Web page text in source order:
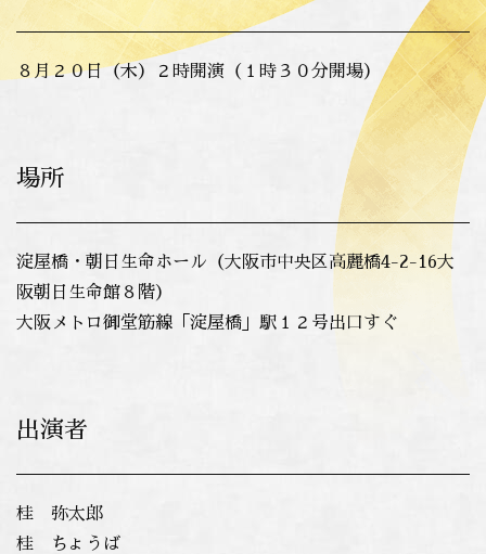
８月２０日（木）２時開演（１時３０分開場）
場所
淀屋橋・朝日生命ホール（大阪市中央区高麗橋4-2-16大
阪朝日生命館８階）
大阪メトロ御堂筋線「淀屋橋」駅１２号出口すぐ
出演者
桂 弥太郎
桂 ちょうば